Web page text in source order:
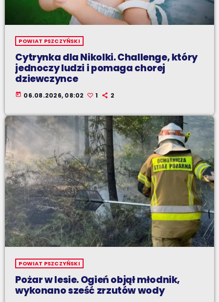
POWIAT PSZCZYŃSKI
Cytrynka dla Nikolki. Challenge, który
jednoczy ludzi i pomaga chorej
dziewczynce
today 06.08.2026, 08:02 1 2
POWIAT PSZCZYŃSKI
Pożar w lesie. Ogień objął młodnik,
wykonano sześć zrzutów wody